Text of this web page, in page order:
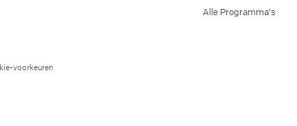
Alle Programma's
voorkeuren